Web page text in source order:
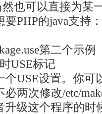
然也可以直接为某
PHP的java支持：
第二个示例
USE标记
USE设置。你可
两次修改/etc/
升级这个程序的